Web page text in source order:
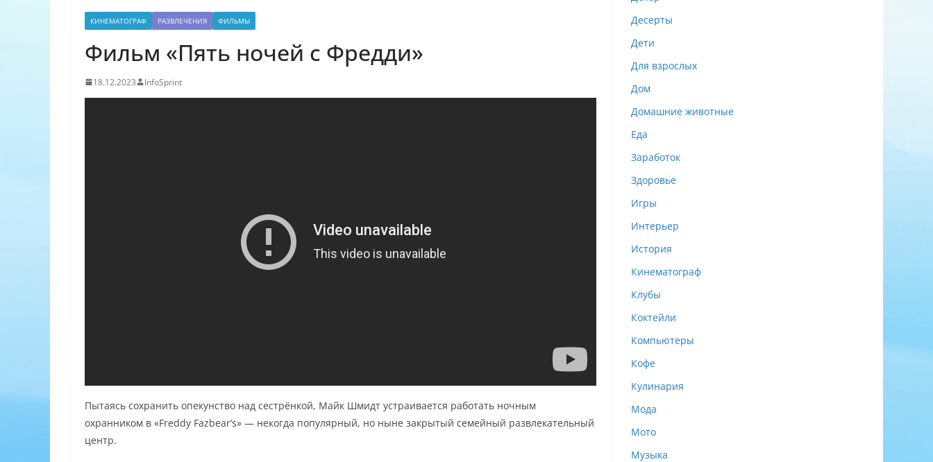
КИНЕМАТОГРАФ РАЗВЛЕЧЕНИЯ ФИЛЬМЫ
Фильм «Пять ночей с Фредди»
18.12.2023 InfoSprint
Пытаясь сохранить опекунство над сестрёнкой, Майк Шмидт устраивается работать ночным
охранником в «Freddy Fazbear’s» — некогда популярный, но ныне закрытый семейный развлекательный
центр.
Десерты
Дети
Для взрослых
Дом
Домашние животные
Еда
Заработок
Здоровье
Игры
Интерьер
История
Кинематограф
Клубы
Коктейли
Компьютеры
Кофе
Кулинария
Мода
Мото
Музыка